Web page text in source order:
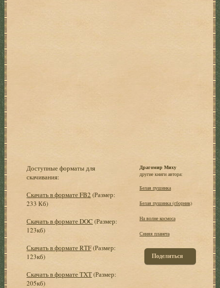
Доступные форматы для
скачивания:
Скачать в формате FB2 (Размер:
233 Кб)
Скачать в формате DOC (Размер:
123кб)
Скачать в формате RTF(Размер:
123кб)
Скачать в формате TXT(Размер:
205кб)
Драгомир Миху
другие книги автора:
Белая пушинка
Белая пушинка (сборник)
На волне космоса
Синяя планета
Поделиться